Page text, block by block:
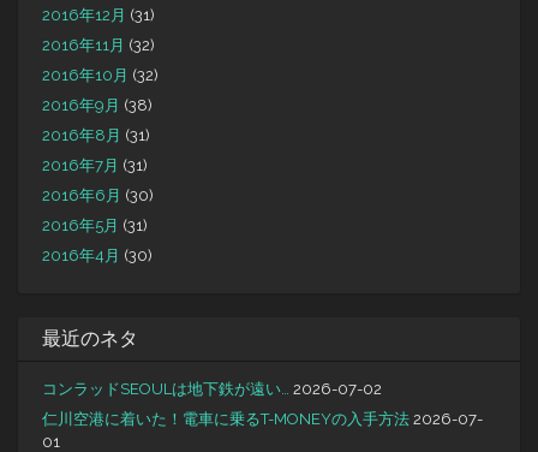
2016年12月 (31)
2016年11月 (32)
2016年10月 (32)
2016年9月 (38)
2016年8月 (31)
2016年7月 (31)
2016年6月 (30)
2016年5月 (31)
2016年4月 (30)
最近のネタ
コンラッドSEOULは地下鉄が遠い…
2026-07-02
仁川空港に着いた！電車に乗るT-MONEYの入手方法 2026-07-
01